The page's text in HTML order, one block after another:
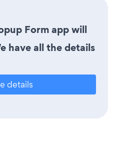
Form app will
have all the details
details